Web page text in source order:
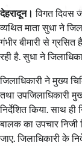
देहरादून। विगत दिवस
व्यथित माता सुधा ने
गंभीर बीमारी से
रही है. सुधा ने
जिलाधिकारी ने मुख्य
तथा उपजिलाधिकारी
निर्देशित किया. साथ
बालक का उपचार निजी
जाए. जिलाधिकारी के